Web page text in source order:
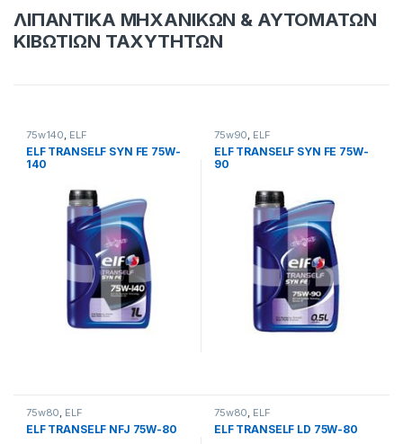
ΛΙΠΑΝΤΙΚΑ ΜΗΧΑΝΙΚΩΝ & ΑΥΤΟΜΑΤΩΝ
ΚΙΒΩΤΙΩΝ ΤΑΧΥΤΗΤΩΝ
75w140, ELF
ELF TRANSELF SYN FE 75W-
140
75w90, ELF
ELF TRANSELF SYN FE 75W-
90
75w80, ELF
ELF TRANSELF NFJ 75W-80
75w80, ELF
ELF TRANSELF LD 75W-80